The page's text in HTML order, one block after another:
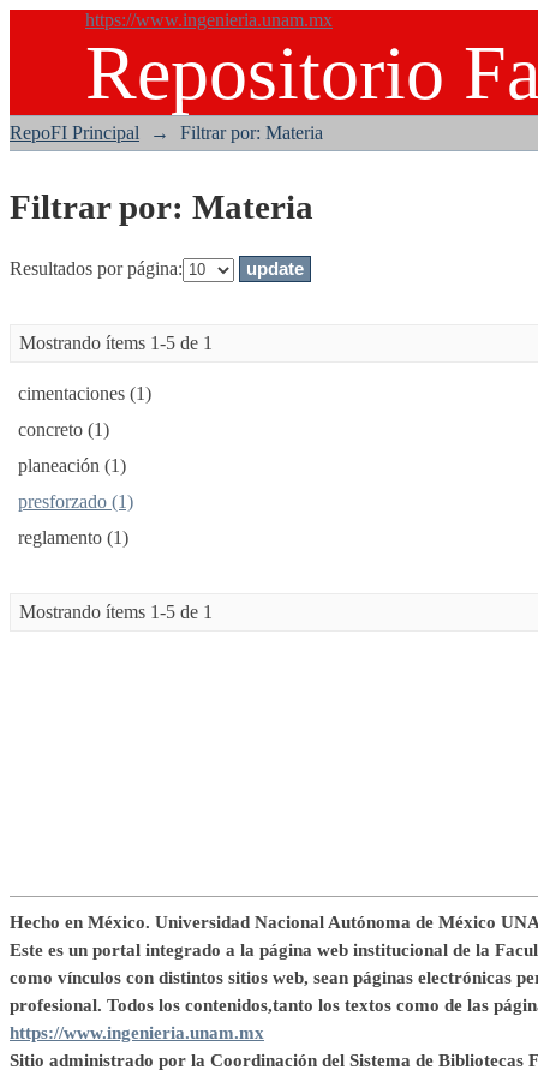
https://www.ingenieria.unam.mx
Repositorio
Filtrar por: Materia
RepoFI Principal → Filtrar por: Materia
Filtrar por: Materia
Resultados por página:
Mostrando ítems 1-5 de 1
cimentaciones (1)
concreto (1)
planeación (1)
presforzado (1)
reglamento (1)
Mostrando ítems 1-5 de 1
Hecho en México. Universidad Nacional Autónoma de México
Este es un portal integrado a la página web institucional de la
como vínculos con distintos sitios web, sean páginas electrónicas
profesional. Todos los contenidos,tanto los textos como de las
https://www.ingenieria.unam.mx
Sitio administrado por la Coordinación del Sistema de Bibliotecas